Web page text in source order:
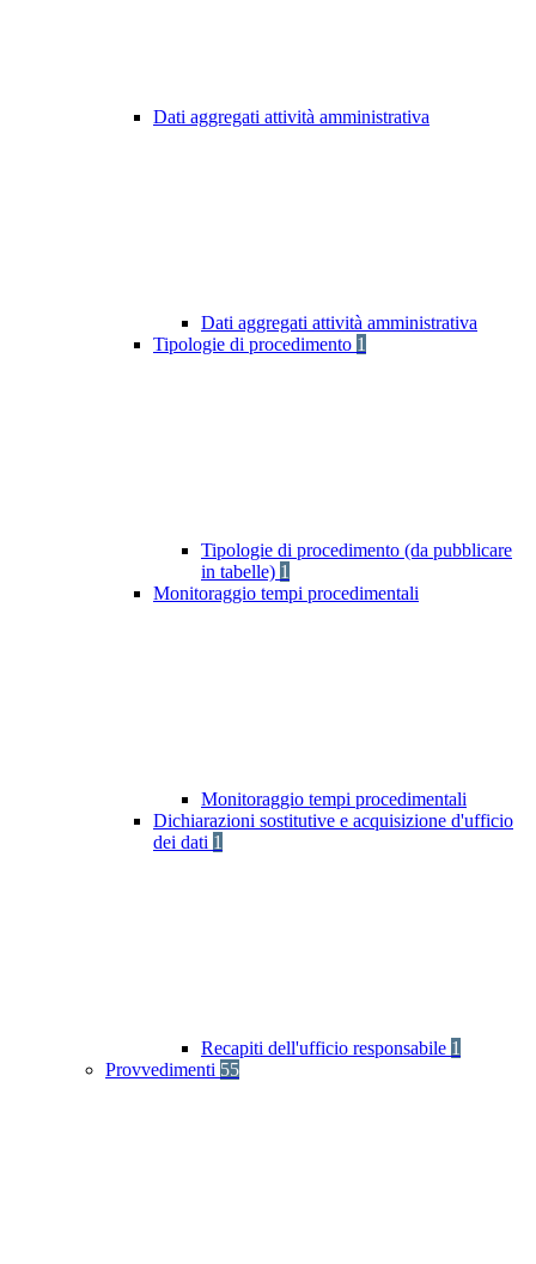
Dati aggregati attività amministrativa
Dati aggregati attività amministrativa
Tipologie di procedimento 1
Tipologie di procedimento (da pubblicare
in tabelle) 1
Monitoraggio tempi procedimentali
Monitoraggio tempi procedimentali
Dichiarazioni sostitutive e acquisizione d'ufficio
dei dati 1
Recapiti dell'ufficio responsabile 1
Provvedimenti 55